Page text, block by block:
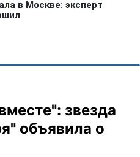
звезда
объявила о